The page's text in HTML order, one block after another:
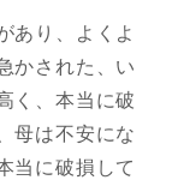
あり、よくよ
かされた、い
く、本当に破
母は不安にな
当に破損して